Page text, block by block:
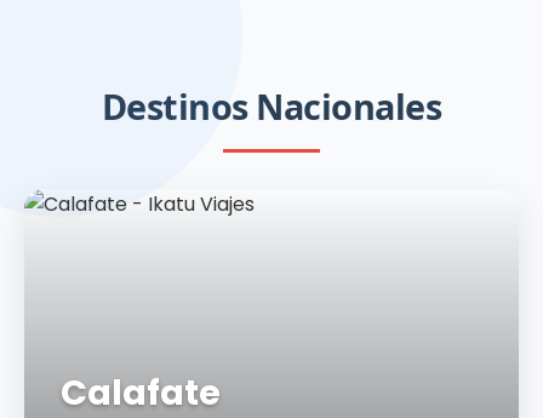
Destinos Nacionales
Calafate